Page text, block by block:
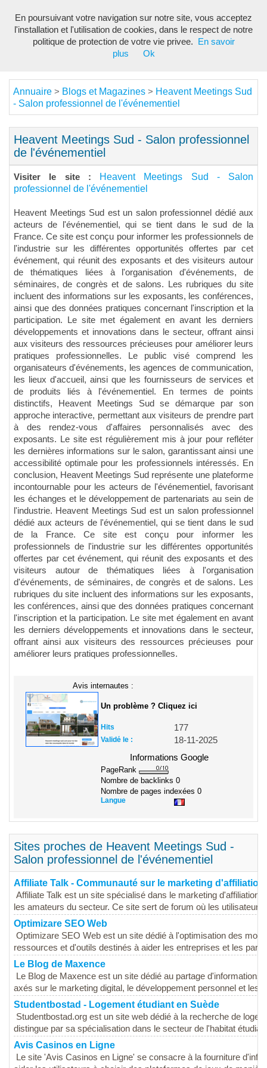
Annuaire > Blogs et Magazines > Heavent Meetings Sud
- Salon professionnel de l'événementiel
Heavent Meetings Sud - Salon professionnel
de l'événementiel
Visiter le site :
Heavent Meetings Sud - Salon
professionnel de l'événementiel
Heavent Meetings Sud est un salon professionnel dédié aux
acteurs de l'événementiel, qui se tient dans le sud de la
France. Ce site est conçu pour informer les professionnels de
l'industrie sur les différentes opportunités offertes par cet
événement, qui réunit des exposants et des visiteurs autour
de thématiques liées à l'organisation d'événements, de
séminaires, de congrès et de salons. Les rubriques du site
incluent des informations sur les exposants, les conférences,
ainsi que des données pratiques concernant l'inscription et la
participation. Le site met également en avant les derniers
développements et innovations dans le secteur, offrant ainsi
aux visiteurs des ressources précieuses pour améliorer leurs
pratiques professionnelles. Le public visé comprend les
organisateurs d'événements, les agences de communication,
les lieux d'accueil, ainsi que les fournisseurs de services et
de produits liés à l'événementiel. En termes de points
distinctifs, Heavent Meetings Sud se démarque par son
approche interactive, permettant aux visiteurs de prendre part
à des rendez-vous d'affaires personnalisés avec des
exposants. Le site est régulièrement mis à jour pour refléter
les dernières informations sur le salon, garantissant ainsi une
accessibilité optimale pour les professionnels intéressés. En
conclusion, Heavent Meetings Sud représente une plateforme
incontournable pour les acteurs de l'événementiel, favorisant
les échanges et le développement de partenariats au sein de
l'industrie. Heavent Meetings Sud est un salon professionnel
dédié aux acteurs de l'événementiel, qui se tient dans le sud
de la France. Ce site est conçu pour informer les
professionnels de l'industrie sur les différentes opportunités
offertes par cet événement, qui réunit des exposants et des
visiteurs autour de thématiques liées à l'organisation
d'événements, de séminaires, de congrès et de salons. Les
rubriques du site incluent des informations sur les exposants,
les conférences, ainsi que des données pratiques concernant
l'inscription et la participation. Le site met également en avant
les derniers développements et innovations dans le secteur,
offrant ainsi aux visiteurs des ressources précieuses pour
améliorer leurs pratiques professionnelles.
Avis internautes :
Un problème ? Cliquez ici
Hits 177
Validé le :
18-11-2025
Informations Google
PageRank
Nombre de backlinks 0
Nombre de pages indexées 0
Langue
Sites proches de Heavent Meetings Sud -
Salon professionnel de l'événementiel
Affiliate Talk - Communauté sur le marketing d'affiliation
Affiliate Talk est un site spécialisé dans le marketing
les amateurs du secteur. Ce site sert de forum où les
Optimizare SEO Web
Optimizare SEO Web est un site dédié à l'optimisation des
ressources et d'outils destinés à aider les entreprises et les
Le Blog de Maxence
Le Blog de Maxence est un site dédié au partage
axés sur le marketing digital, le développement personnel et les
Studentbostad - Logement étudiant en Suède
Studentbostad.org est un site web dédié à la recherche de
distingue par sa spécialisation dans le secteur de l'habitat
Avis Casinos en Ligne
Le site 'Avis Casinos en Ligne' se consacre à la fourniture
En poursuivant votre navigation sur notre site, vous acceptez
l'installation et l'utilisation de cookies, dans le respect de notre
politique de protection de votre vie privee.
En savoir
plus
Ok